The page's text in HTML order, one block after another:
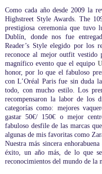
Como cada año desde 2009 la
Highstreet Style Awards. The
prestigiosa ceremonia que tuvo
Dublín, donde nos fue
Reader’s Style elegido por los
reconoce al mejor outfit
magnífico evento que el equipo
honor, por lo que el fabuloso
con L’Oréal Paris fue sin duda
todo, con mucho estilo. Los
recompensaron la labor de los
categorías como: mejores
gastar 50€/ 150€ o mejor
fabuloso desfile de las marcas
algunas de mis favoritas como
Nuestra más sincera
éxito, un año más, de lo que
reconocimientos del mundo de la